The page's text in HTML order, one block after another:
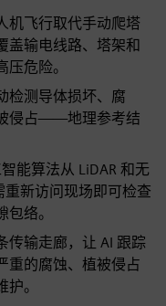
机飞行取代手动爬塔
输电线路、塔架和
危险。
检测导体损坏、腐
侵占——地理参考结
能算法从 LiDAR 和无
新访问现场即可检查
络。
传输走廊，让 AI 跟踪
的腐蚀、植被侵占
。